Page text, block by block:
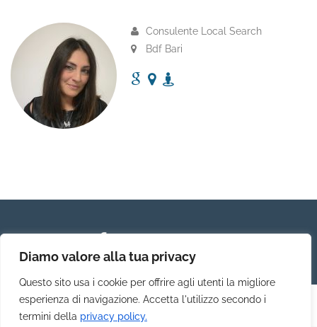
Diamo valore alla tua privacy
Questo sito usa i cookie per offrire agli utenti la migliore
esperienza di navigazione. Accetta l'utilizzo secondo i
termini della privacy policy.
Consulente Local Search
Bdf Bari